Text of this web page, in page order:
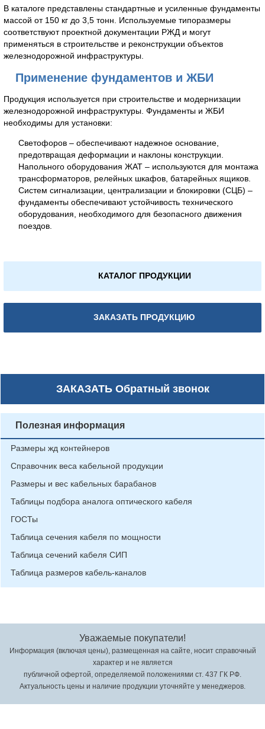
В каталоге представлены стандартные и усиленные фундаменты
массой от 150 кг до 3,5 тонн. Используемые типоразмеры
соответствуют проектной документации РЖД и могут
применяться в строительстве и реконструкции объектов
железнодорожной инфраструктуры.
Применение фундаментов и ЖБИ
Продукция используется при строительстве и модернизации
железнодорожной инфраструктуры. Фундаменты и ЖБИ
необходимы для установки:
Светофоров – обеспечивают надежное основание,
предотвращая деформации и наклоны конструкции.
Напольного оборудования ЖАТ – используются для монтажа
трансформаторов, релейных шкафов, батарейных ящиков.
Систем сигнализации, централизации и блокировки (СЦБ) –
фундаменты обеспечивают устойчивость технического
оборудования, необходимого для безопасного движения
поездов.
КАТАЛОГ ПРОДУКЦИИ
ЗАКАЗАТЬ ПРОДУКЦИЮ
ЗАКАЗАТЬОбратный звонок
Полезная информация
Размеры жд контейнеров
Справочник веса кабельной продукции
Размеры и вес кабельных барабанов
Таблицы подбора аналога оптического кабеля
ГОСТы
Таблица сечения кабеля по мощности
Таблица сечений кабеля СИП
Таблица размеров кабель-каналов
Уважаемые покупатели!
Информация (включая цены), размещенная на сайте, носит справочный
характер и не является
публичной офертой, определяемой положениями ст. 437 ГК РФ.
Актуальность цены и наличие продукции уточняйте у менеджеров.